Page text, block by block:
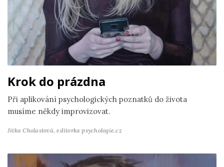
Krok do prázdna
Při aplikování psychologických poznatků do života
musíme někdy improvizovat.
Jitka Cholastová,editorka psychologie.cz